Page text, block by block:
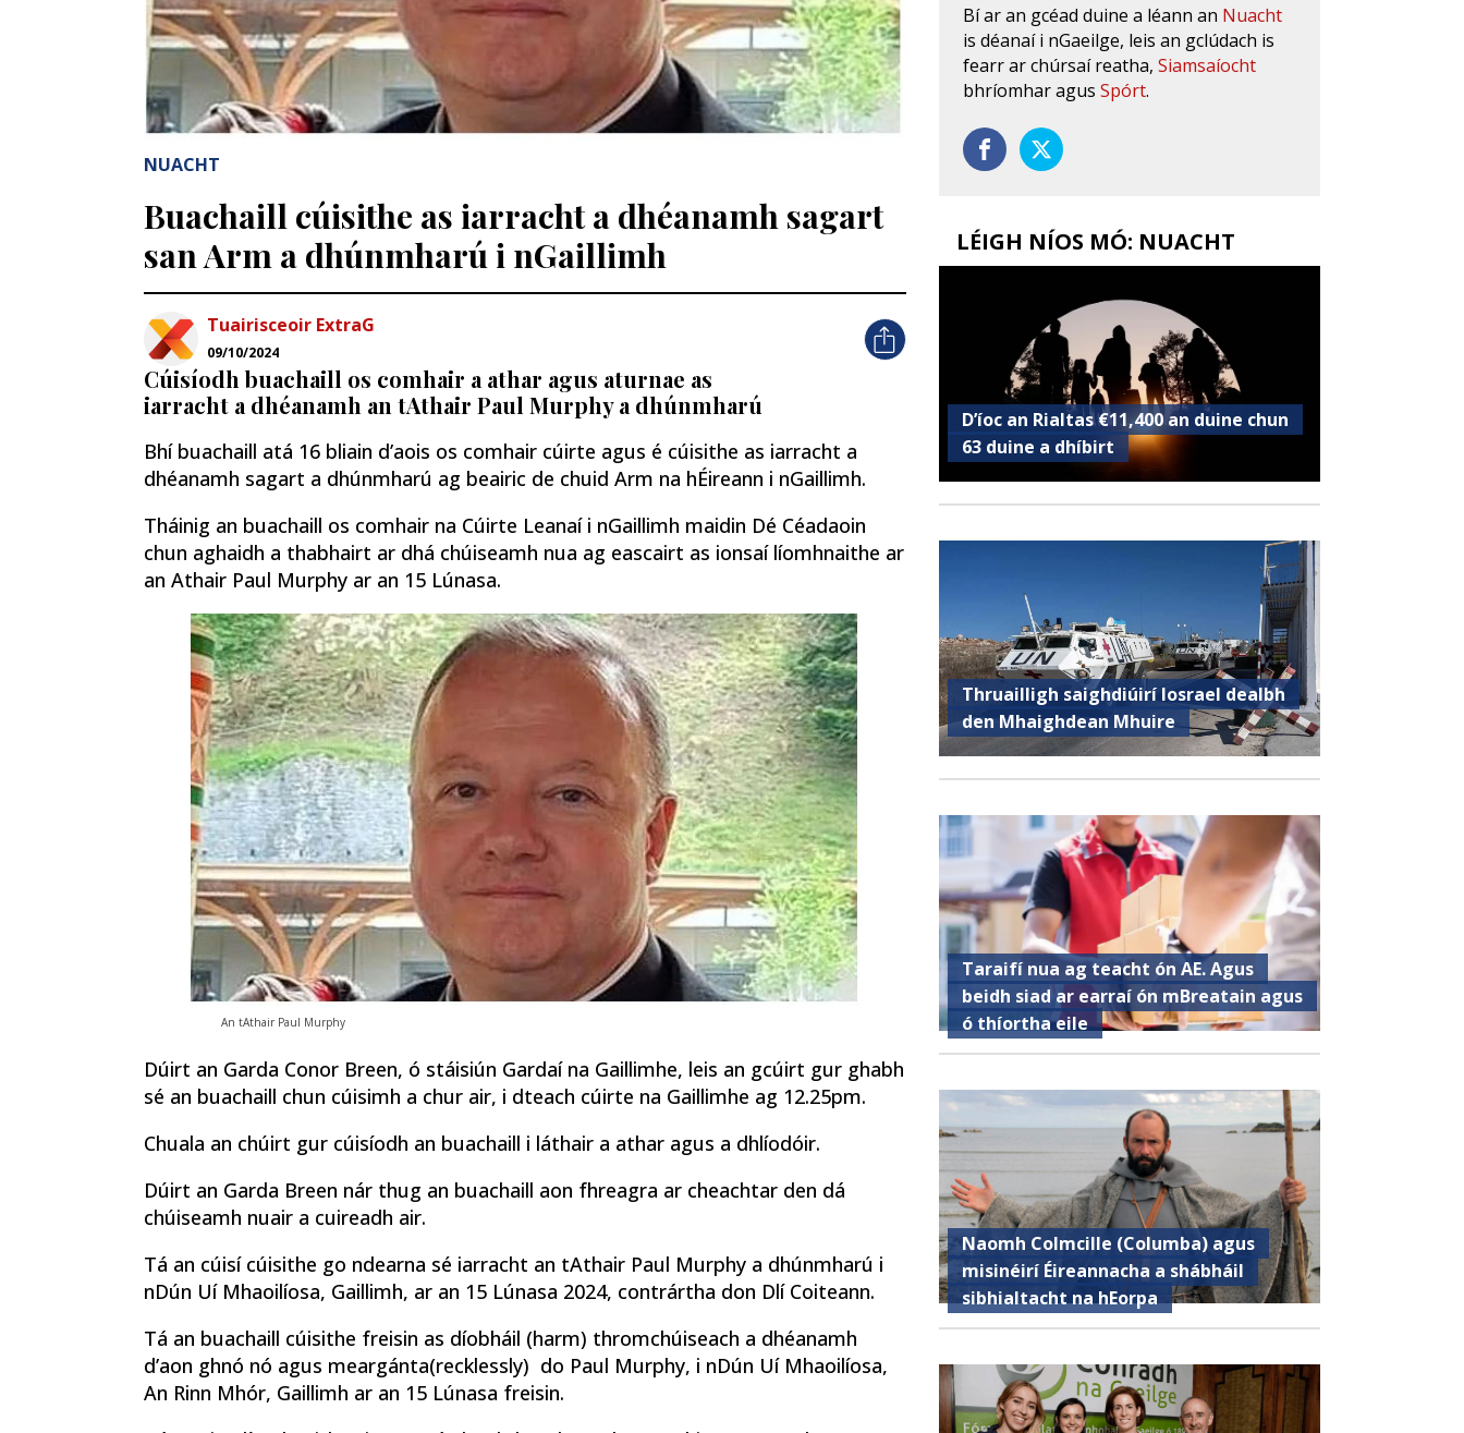
NUACHT
Buachaill cúisithe as iarracht a dhéanamh sagart
san Arm a dhúnmharú i nGaillimh
Tuairisceoir ExtraG
09/10/2024
Cúisíodh buachaill os comhair a athar agus aturnae as
iarracht a dhéanamh an tAthair Paul Murphy a dhúnmharú
Bhí buachaill atá 16 bliain d’aois os comhair cúirte agus é cúisithe as iarracht a
dhéanamh sagart a dhúnmharú ag beairic de chuid Arm na hÉireann i nGaillimh.
Tháinig an buachaill os comhair na Cúirte Leanaí i nGaillimh maidin Dé Céadaoin
chun aghaidh a thabhairt ar dhá chúiseamh nua ag eascairt as ionsaí líomhnaithe ar
an Athair Paul Murphy ar an 15 Lúnasa.
An tAthair Paul Murphy
Dúirt an Garda Conor Breen, ó stáisiún Gardaí na Gaillimhe, leis an gcúirt gur ghabh
sé an buachaill chun cúisimh a chur air, i dteach cúirte na Gaillimhe ag 12.25pm.
Chuala an chúirt gur cúisíodh an buachaill i láthair a athar agus a dhlíodóir.
Dúirt an Garda Breen nár thug an buachaill aon fhreagra ar cheachtar den dá
chúiseamh nuair a cuireadh air.
Tá an cúisí cúisithe go ndearna sé iarracht an tAthair Paul Murphy a dhúnmharú i
nDún Uí Mhaoilíosa, Gaillimh, ar an 15 Lúnasa 2024, contrártha don Dlí Coiteann.
Tá an buachaill cúisithe freisin as díobháil (harm) thromchúiseach a dhéanamh
d’aon ghnó nó agus meargánta(recklessly) do Paul Murphy, i nDún Uí Mhaoilíosa,
An Rinn Mhór, Gaillimh ar an 15 Lúnasa freisin.
Bí ar an gcéad duine a léann an Nuacht
is déanaí i nGaeilge, leis an gclúdach is
fearr ar chúrsaí reatha,Siamsaíocht
bhríomhar agusSpórt.
LÉIGH NÍOS MÓ: NUACHT
D’íoc an Rialtas €11,400 an duine chun
63 duine a dhíbirt
Thruailligh saighdiúirí Iosrael dealbh
den Mhaighdean Mhuire
Taraifí nua ag teacht ón AE. Agus
beidh siad ar earraí ón mBreatain agus
ó thíortha eile
Naomh Colmcille (Columba) agus
misinéirí Éireannacha a shábháil
sibhialtacht na hEorpa